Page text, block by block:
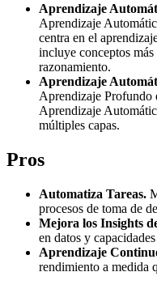
Aprendizaje
Aprendizaje
centra en el
incluye conceptos
razonamiento.
Aprendizaje
Aprendizaje Profundo
Aprendizaje
múltiples capas.
Pros
Automatiza Tareas.
procesos de toma de
Mejora los Insights
en datos y
Aprendizaje
rendimiento a medida